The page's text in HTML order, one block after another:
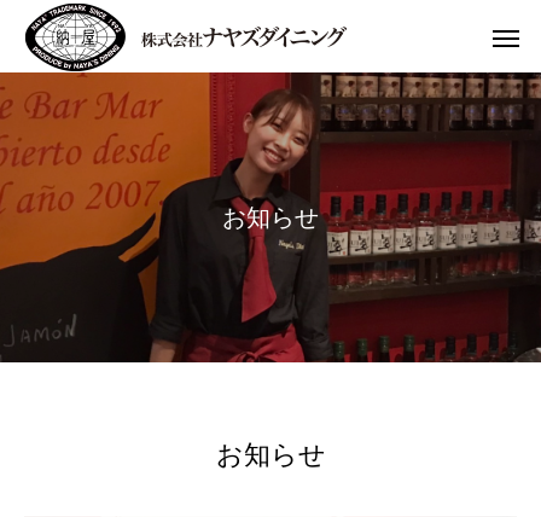
お知らせ
お知らせ